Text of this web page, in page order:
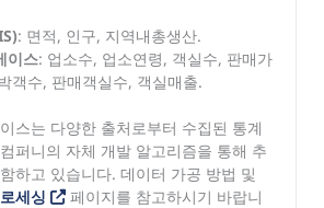
: 면적, 인구, 지역내총생산.
이스: 업소수, 업소연령, 객실수, 판매가
객수, 판매객실수, 객실매출.
스는 다양한 출처로부터 수집된 통계
퍼니의 자체 개발 알고리즘을 통해 추
하고 있습니다. 데이터 가공 방법 및
세싱
페이지를 참고하시기 바랍니